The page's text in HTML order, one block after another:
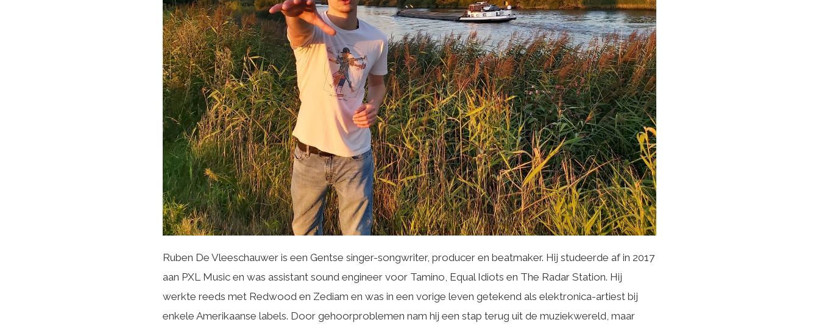
Ruben De Vleeschauwer is een Gentse singer-songwriter, producer en beatmaker. Hij studeerde af in 2017
aan PXL Music en was assistant sound engineer voor Tamino, Equal Idiots en The Radar Station. Hij
werkte reeds met Redwood en Zediam en was in een vorige leven getekend als elektronica-artiest bij
enkele Amerikaanse labels. Door gehoorproblemen nam hij een stap terug uit de muziekwereld, maar